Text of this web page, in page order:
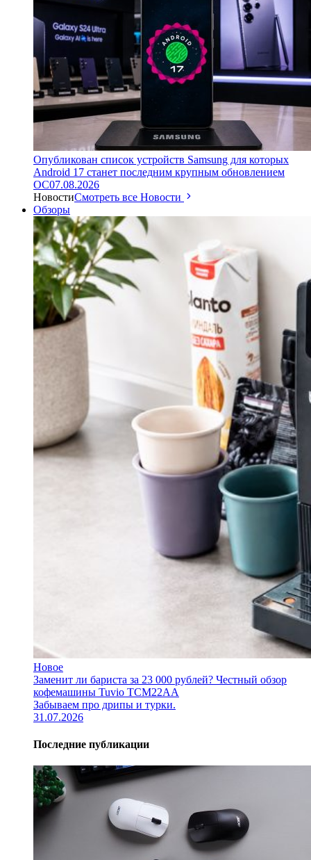
Опубликован список устройств Samsung для которых
Android 17 станет последним крупным обновлением
ОС07.08.2026
НовостиСмотреть все Новости
Обзоры
Новое
Заменит ли бариста за 23 000 рублей? Честный обзор
кофемашины Tuvio TCM22AA
Забываем про дрипы и турки.
31.07.2026
Последние публикации